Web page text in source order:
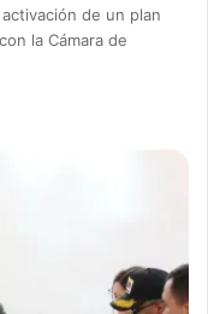
de un plan
la Cámara de